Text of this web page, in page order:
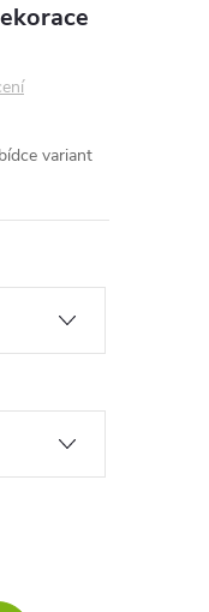
variant